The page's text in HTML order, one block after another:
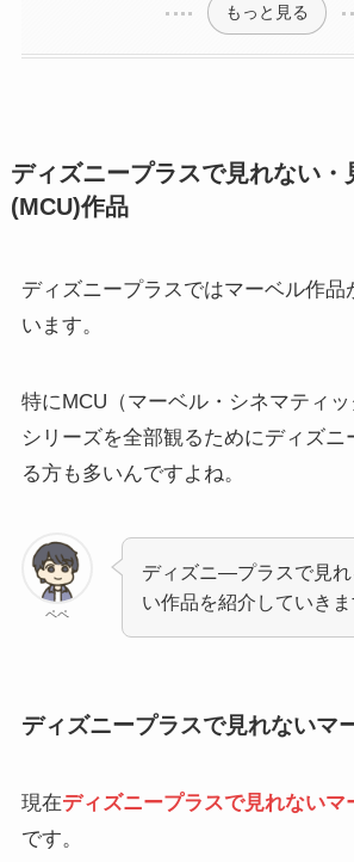
もっと見る
ディズニープラスで見れない・
(MCU)作品
ディズニープラスではマーベル作品
います。
特にMCU（マーベル・シネマティッ
シリーズを全部観るためにディズニ
る方も多いんですよね。
ペペ
ディズニ―プラスで見
い作品を紹介していきま
ディズニープラスで見れないマ
現在ディズニープラスで見れないマ
です。